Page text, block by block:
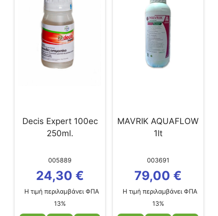
Decis Expert 100ec
250ml.
005889
24,30 €
Η τιμή περιλαμβάνει ΦΠΑ
13%
MAVRIK AQUAFLOW
1lt
003691
79,00 €
Η τιμή περιλαμβάνει ΦΠΑ
13%